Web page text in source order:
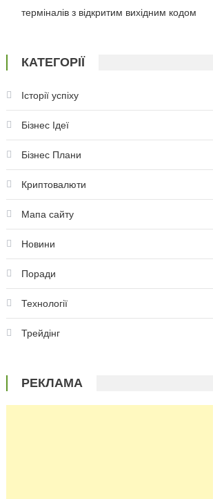
терміналів з відкритим вихідним кодом
КАТЕГОРІЇ
Історії успіху
Бізнес Ідеї
Бізнес Плани
Криптовалюти
Мапа сайту
Новини
Поради
Технології
Трейдінг
РЕКЛАМА